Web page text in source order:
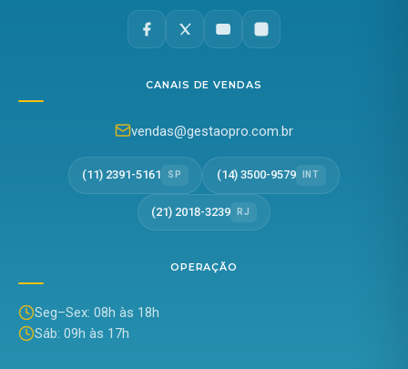
CANAIS DE VENDAS
vendas@gestaopro.com.br
(11) 2391-5161 SP (14) 3500-9579 INT
(21) 2018-3239 RJ
OPERAÇÃO
Seg–Sex: 08h às 18h
Sáb: 09h às 17h